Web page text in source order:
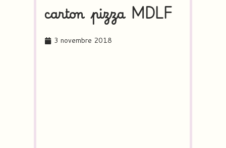
carton pizza MDLF
3 novembre 2018